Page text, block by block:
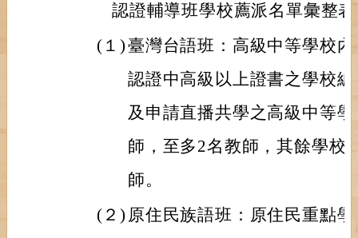
認證輔導班學校薦派名單彙整
(１)臺灣台語班：高級中等學校
認證中高級以上證書之學校
及申請直播共學之高級中等
師，至多2名教師，其餘學校
師。
(２) 原住民族語班：原住民重點